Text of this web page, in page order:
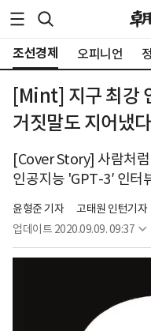
조선경제 오피니언
[Mint] 지구 최강
거짓말도 지어냈
[Cover Story] 사람처
인공지능 'GPT-3′ 인터
윤형준 기자
고태원 인턴기자
업데이트 2020.09.09. 09:37